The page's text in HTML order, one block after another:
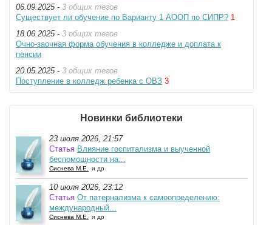
06.09.2025 - 3 общих тегов
Существует ли обучение по Варианту 1 АООП по СИПР? 1
18.06.2025 - 3 общих тегов
Очно-заочная форма обучения в колледже и доплата к
пенсии
20.05.2025 - 3 общих тегов
Поступление в колледж ребенка с ОВЗ 3
Новинки библиотеки
23 июля 2026, 21:57
Статья Влияние госпитализма и выученной
беспомощности на...
Сиснева М.Е. и др
10 июля 2026, 23:12
Статья От патернализма к самоопределению:
международный...
Сиснева М.Е. и др